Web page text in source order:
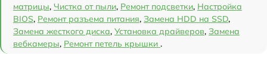
матрицы, Чистка от пыли, Ремонт подсветки, Настройка
BIOS, Ремонт разъема питания, Замена HDD на SSD,
Замена жесткого диска, Установка драйверов, Замена
вебкамеры, Ремонт петель крышки .